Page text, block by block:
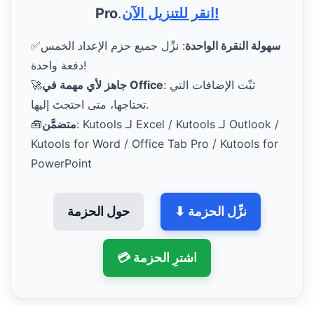
Pro. انقر للتنزيل الآن!
✅ سهولة النقرة الواحدة: نزِّل جميع حزم الإعداد الخمس
دفعة واحدة!
🚀
جاهز لأي مهمة في Office: ثبِّت الإضافات التي
تحتاجها، متى احتجتَ إليها.
🧰متضمَّن: Kutools لـ Excel / Kutools لـ Outlook /
Kutools for Word / Office Tab Pro / Kutools for
PowerPoint
حول الحزمة ⬇ نزِّل الحزمة
💳 اشترِ الحزمة